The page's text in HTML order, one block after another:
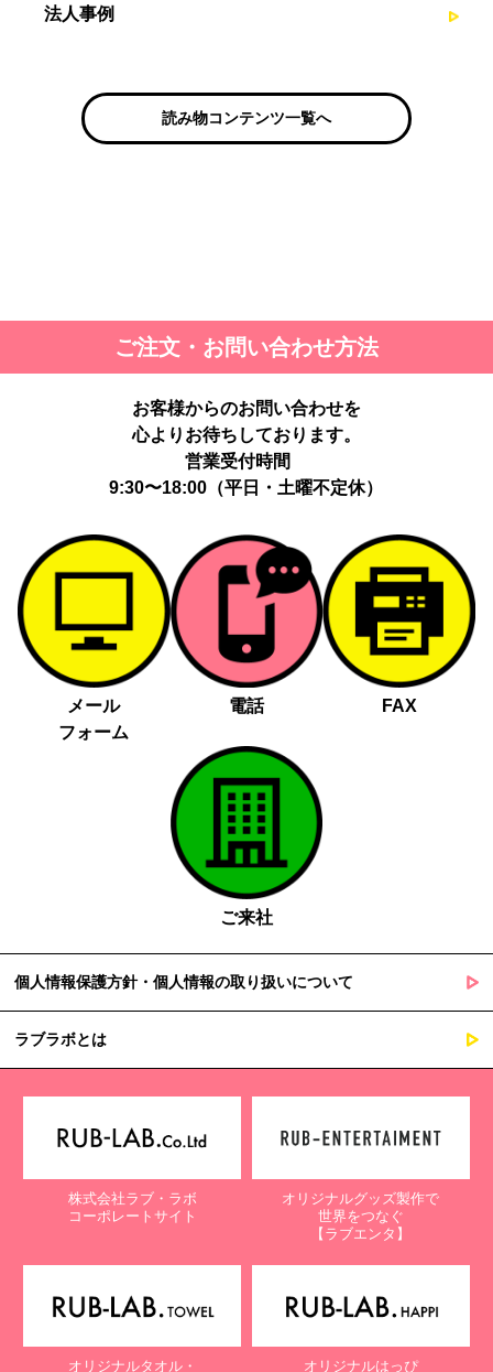
法人事例
読み物コンテンツ一覧へ
ご注文・お問い合わせ方法
お客様からのお問い合わせを
心よりお待ちしております。
営業受付時間
9:30〜18:00（平日・土曜不定休）
メール
フォーム
電話 FAX
ご来社
個人情報保護方針・個人情報の取り扱いについて
ラブラボとは
株式会社ラブ・ラボ
コーポレートサイト
オリジナルグッズ製作で
世界をつなぐ
【ラブエンタ】
オリジナルタオル・ オリジナルはっぴ